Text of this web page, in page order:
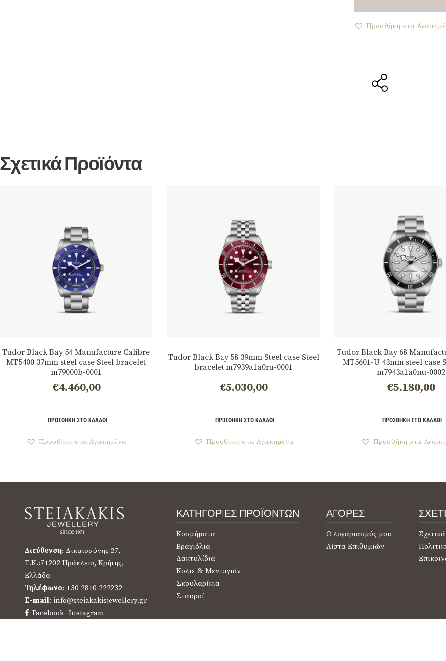
Προσθήκη στα
Σχετικά Προϊόντα
Tudor Black Bay 54 Manufacture Calibre
MT5400 37mm steel case Steel bracelet
m79000b-0001
€4.460,00
ΠΡΟΣΘΉΚΗ ΣΤΟ ΚΑΛΆΘΙ
Προσθήκη στα Αγαπημένα
Tudor Black Bay 58 39mm Steel case Steel
bracelet m7939a1a0ru-0001
€5.030,00
ΠΡΟΣΘΉΚΗ ΣΤΟ ΚΑΛΆΘΙ
Προσθήκη στα Αγαπημένα
Tudor Black Bay 68
MT5601-U 43mm steel case
m7943a1a0nu-0002
€5.180,00
ΠΡΟΣΘΉΚΗ ΣΤΟ ΚΑΛΆΘΙ
Προσθήκη στα
Διεύθυνση: Δικαιοσύνης 27,
Τ.Κ.:71202 Ηράκλειο, Κρήτης,
Ελλάδα
Τηλέφωνο: +30 2810 222232
E-mail: info@steiakakisjewellery.gr
Facebook Instagram
ΚΑΤΗΓΟΡΙΕΣ ΠΡΟΪΟΝΤΩΝ
Κοσμήματα
Βραχιόλια
Δακτυλίδια
Κολιέ & Μενταγιόν
Σκουλαρίκια
Σταυροί
ΑΓΟΡΕΣ
Ο λογαριασμός μου
Λίστα Επιθυμιών